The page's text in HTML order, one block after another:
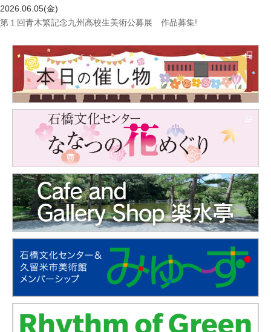
2026.06.05(金)
第１回青木繁記念九州高校生美術公募展 作品募集!